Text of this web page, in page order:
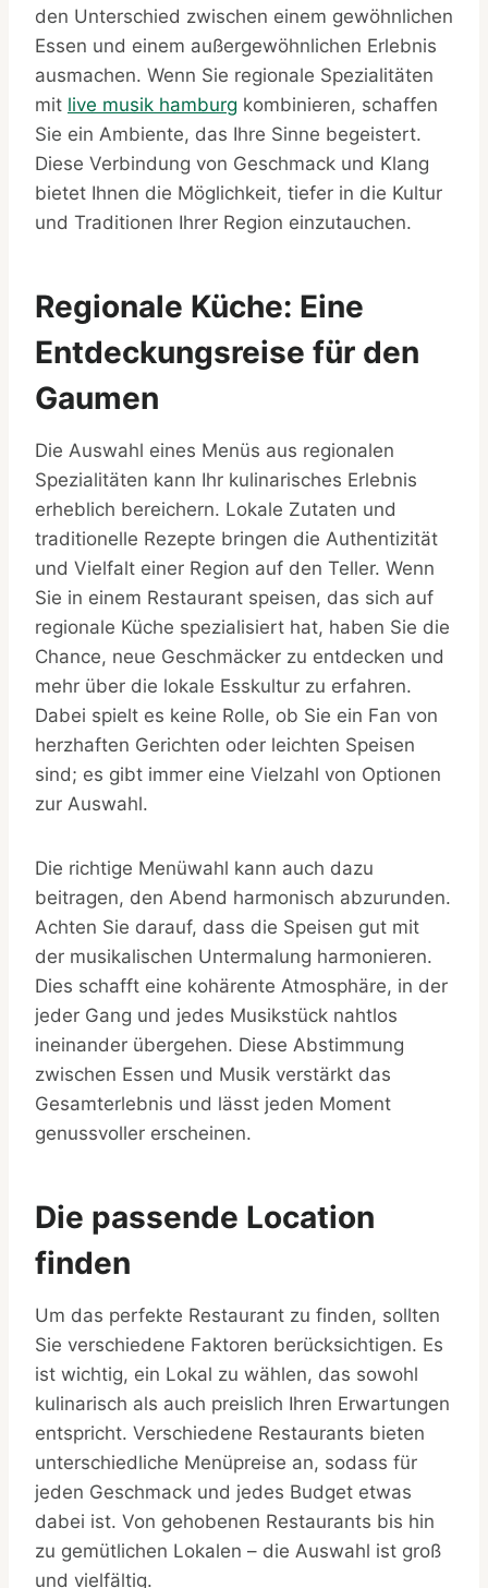
den Unterschied zwischen einem gewöhnlichen
Essen und einem außergewöhnlichen Erlebnis
ausmachen. Wenn Sie regionale Spezialitäten
mit live musik hamburg kombinieren, schaffen
Sie ein Ambiente, das Ihre Sinne begeistert.
Diese Verbindung von Geschmack und Klang
bietet Ihnen die Möglichkeit, tiefer in die Kultur
und Traditionen Ihrer Region einzutauchen.
Regionale Küche: Eine
Entdeckungsreise für den
Gaumen
Die Auswahl eines Menüs aus regionalen
Spezialitäten kann Ihr kulinarisches Erlebnis
erheblich bereichern. Lokale Zutaten und
traditionelle Rezepte bringen die Authentizität
und Vielfalt einer Region auf den Teller. Wenn
Sie in einem Restaurant speisen, das sich auf
regionale Küche spezialisiert hat, haben Sie die
Chance, neue Geschmäcker zu entdecken und
mehr über die lokale Esskultur zu erfahren.
Dabei spielt es keine Rolle, ob Sie ein Fan von
herzhaften Gerichten oder leichten Speisen
sind; es gibt immer eine Vielzahl von Optionen
zur Auswahl.
Die richtige Menüwahl kann auch dazu
beitragen, den Abend harmonisch abzurunden.
Achten Sie darauf, dass die Speisen gut mit
der musikalischen Untermalung harmonieren.
Dies schafft eine kohärente Atmosphäre, in der
jeder Gang und jedes Musikstück nahtlos
ineinander übergehen. Diese Abstimmung
zwischen Essen und Musik verstärkt das
Gesamterlebnis und lässt jeden Moment
genussvoller erscheinen.
Die passende Location
finden
Um das perfekte Restaurant zu finden, sollten
Sie verschiedene Faktoren berücksichtigen. Es
ist wichtig, ein Lokal zu wählen, das sowohl
kulinarisch als auch preislich Ihren Erwartungen
entspricht. Verschiedene Restaurants bieten
unterschiedliche Menüpreise an, sodass für
jeden Geschmack und jedes Budget etwas
dabei ist. Von gehobenen Restaurants bis hin
zu gemütlichen Lokalen – die Auswahl ist groß
und vielfältig.